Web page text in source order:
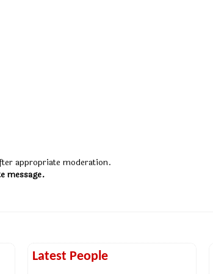
appropriate moderation.
message.
Latest People